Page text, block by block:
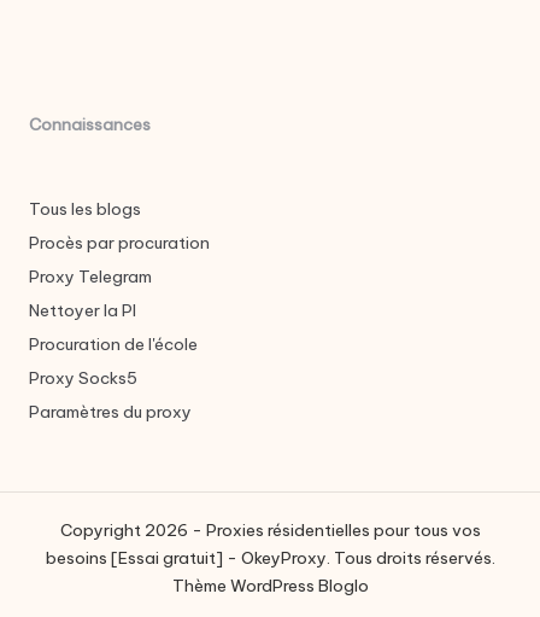
Connaissances
Tous les blogs
Procès par procuration
Proxy Telegram
Nettoyer la PI
Procuration de l'école
Proxy Socks5
Paramètres du proxy
Copyright 2026 - Proxies résidentielles pour tous vos
besoins [Essai gratuit] - OkeyProxy. Tous droits réservés.
Thème WordPress Bloglo